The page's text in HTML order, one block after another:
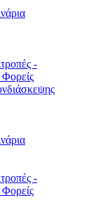
-
Φορείς
-
Φορείς